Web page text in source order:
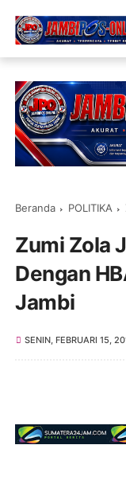
Beranda POLITIKA
Zumi Zola
Dengan
Jambi
SENIN, FEBRUARI 15,